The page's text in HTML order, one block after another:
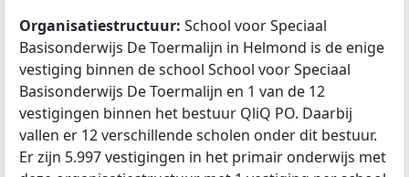
Organisatiestructuur: School voor Speciaal
Basisonderwijs De Toermalijn in Helmond is de enige
vestiging binnen de school School voor Speciaal
Basisonderwijs De Toermalijn en 1 van de 12
vestigingen binnen het bestuur QliQ PO. Daarbij
vallen er 12 verschillende scholen onder dit bestuur.
Er zijn 5.997 vestigingen in het primair onderwijs met